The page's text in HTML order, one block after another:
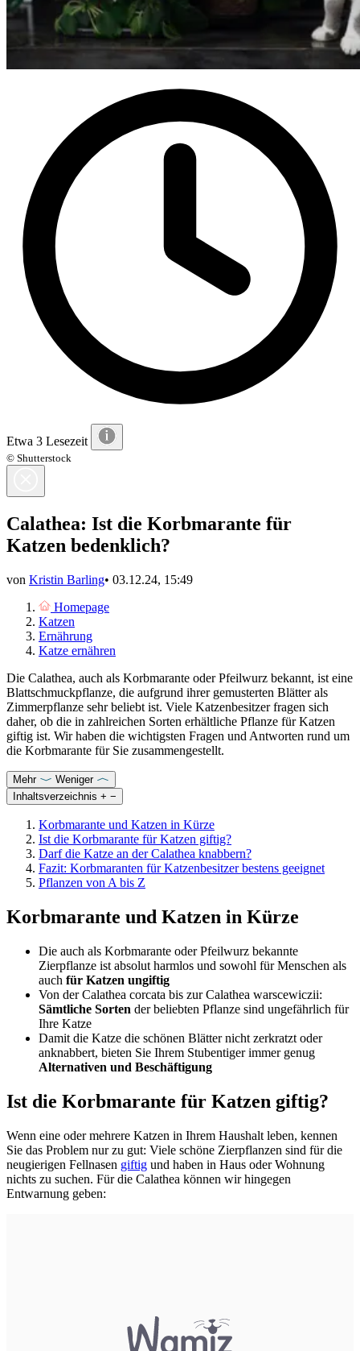
Etwa 3 Lesezeit
© Shutterstock
Calathea: Ist die Korbmarante für
Katzen bedenklich?
von Kristin Barling• 03.12.24, 15:49
Homepage
Katzen
Ernährung
Katze ernähren
Die Calathea, auch als Korbmarante oder Pfeilwurz bekannt, ist eine
Blattschmuckpflanze, die aufgrund ihrer gemusterten Blätter als
Zimmerpflanze sehr beliebt ist. Viele Katzenbesitzer fragen sich
daher, ob die in zahlreichen Sorten erhältliche Pflanze für Katzen
giftig ist. Wir haben die wichtigsten Fragen und Antworten rund um
die Korbmarante für Sie zusammengestellt.
Mehr
Weniger
Inhaltsverzeichnis + −
Korbmarante und Katzen in Kürze
Ist die Korbmarante für Katzen giftig?
Darf die Katze an der Calathea knabbern?
Fazit: Korbmaranten für Katzenbesitzer bestens geeignet
Pflanzen von A bis Z
Korbmarante und Katzen in Kürze
Die auch als Korbmarante oder Pfeilwurz bekannte
Zierpflanze ist absolut harmlos und sowohl für Menschen als
auch für Katzen ungiftig
Von der Calathea corcata bis zur Calathea warscewiczii:
Sämtliche Sorten der beliebten Pflanze sind ungefährlich für
Ihre Katze
Damit die Katze die schönen Blätter nicht zerkratzt oder
anknabbert, bieten Sie Ihrem Stubentiger immer genug
Alternativen und Beschäftigung
Ist die Korbmarante für Katzen giftig?
Wenn eine oder mehrere Katzen in Ihrem Haushalt leben, kennen
Sie das Problem nur zu gut: Viele schöne Zierpflanzen sind für die
neugierigen Fellnasen giftig und haben in Haus oder Wohnung
nichts zu suchen. Für die Calathea können wir hingegen
Entwarnung geben: